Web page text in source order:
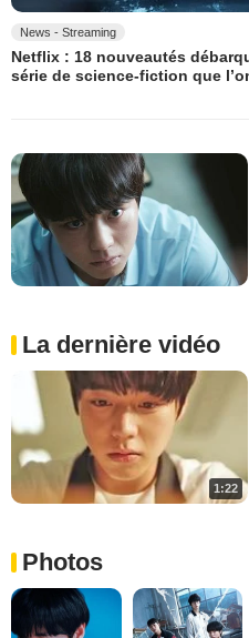
News - Streaming
Netflix : 18 nouveautés
série de science-fiction que
La dernière vidéo
1:22
Photos